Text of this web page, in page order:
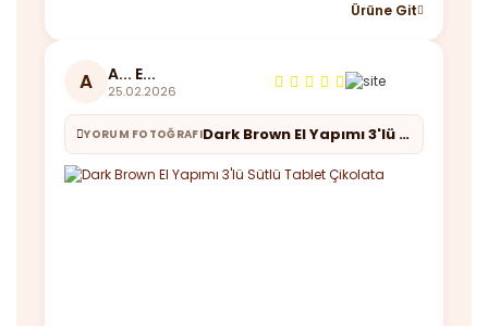
Ürüne Git
A A... E...
25.02.2026
YORUM FOTOĞRAFI Dark Brown El Yapımı 3'lü Sütlü Tablet Çikolata